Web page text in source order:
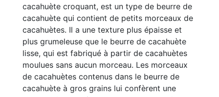
cacahuète croquant, est un type de beurre de
cacahuète qui contient de petits morceaux de
cacahuètes. Il a une texture plus épaisse et
plus grumeleuse que le beurre de cacahuète
lisse, qui est fabriqué à partir de cacahuètes
moulues sans aucun morceau. Les morceaux
de cacahuètes contenus dans le beurre de
cacahuète à gros grains lui confèrent une